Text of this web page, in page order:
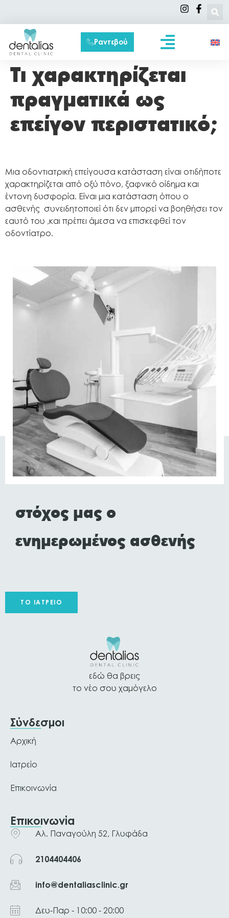
Ραντεβού
Τι χαρακτηρίζεται
πραγματικά ως
επείγον περιστατικό;
Μια οδοντιατρική επείγουσα κατάσταση είναι οτιδήποτε
χαρακτηρίζεται από οξύ πόνο, ξαφνικό οίδημα και
έντονη δυσφορία. Είναι μια κατάσταση όπου ο
ασθενής συνειδητοποιεί ότι δεν μπορεί να βοηθήσει τον
εαυτό του ,και πρέπει άμεσα να επισκεφθεί τον
οδοντίατρο.
στόχος μας ο
ενημερωμένος ασθενής
ΤΟ ΙΑΤΡΕΊΟ
εδώ θα βρεις
το νέο σου χαμόγελο
Σύνδεσμοι
Αρχική
Ιατρείο
Επικοινωνία
Επικοινωνία
Αλ. Παναγούλη 52, Γλυφάδα
2104404406
info@dentaliasclinic.gr
Δευ-Παρ - 10:00 - 20:00